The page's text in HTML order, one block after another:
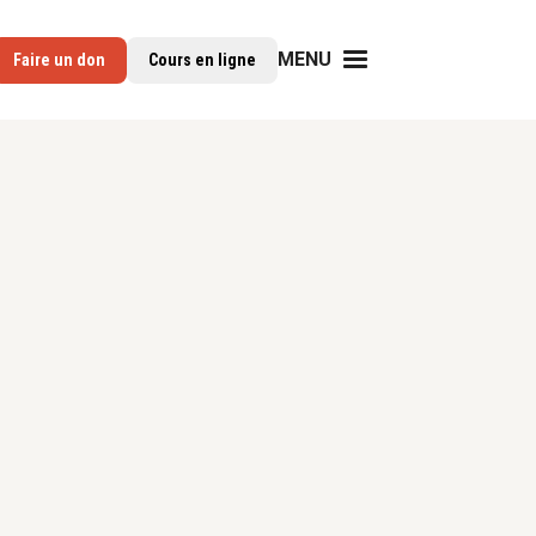
Faire un don Cours en ligne MENU